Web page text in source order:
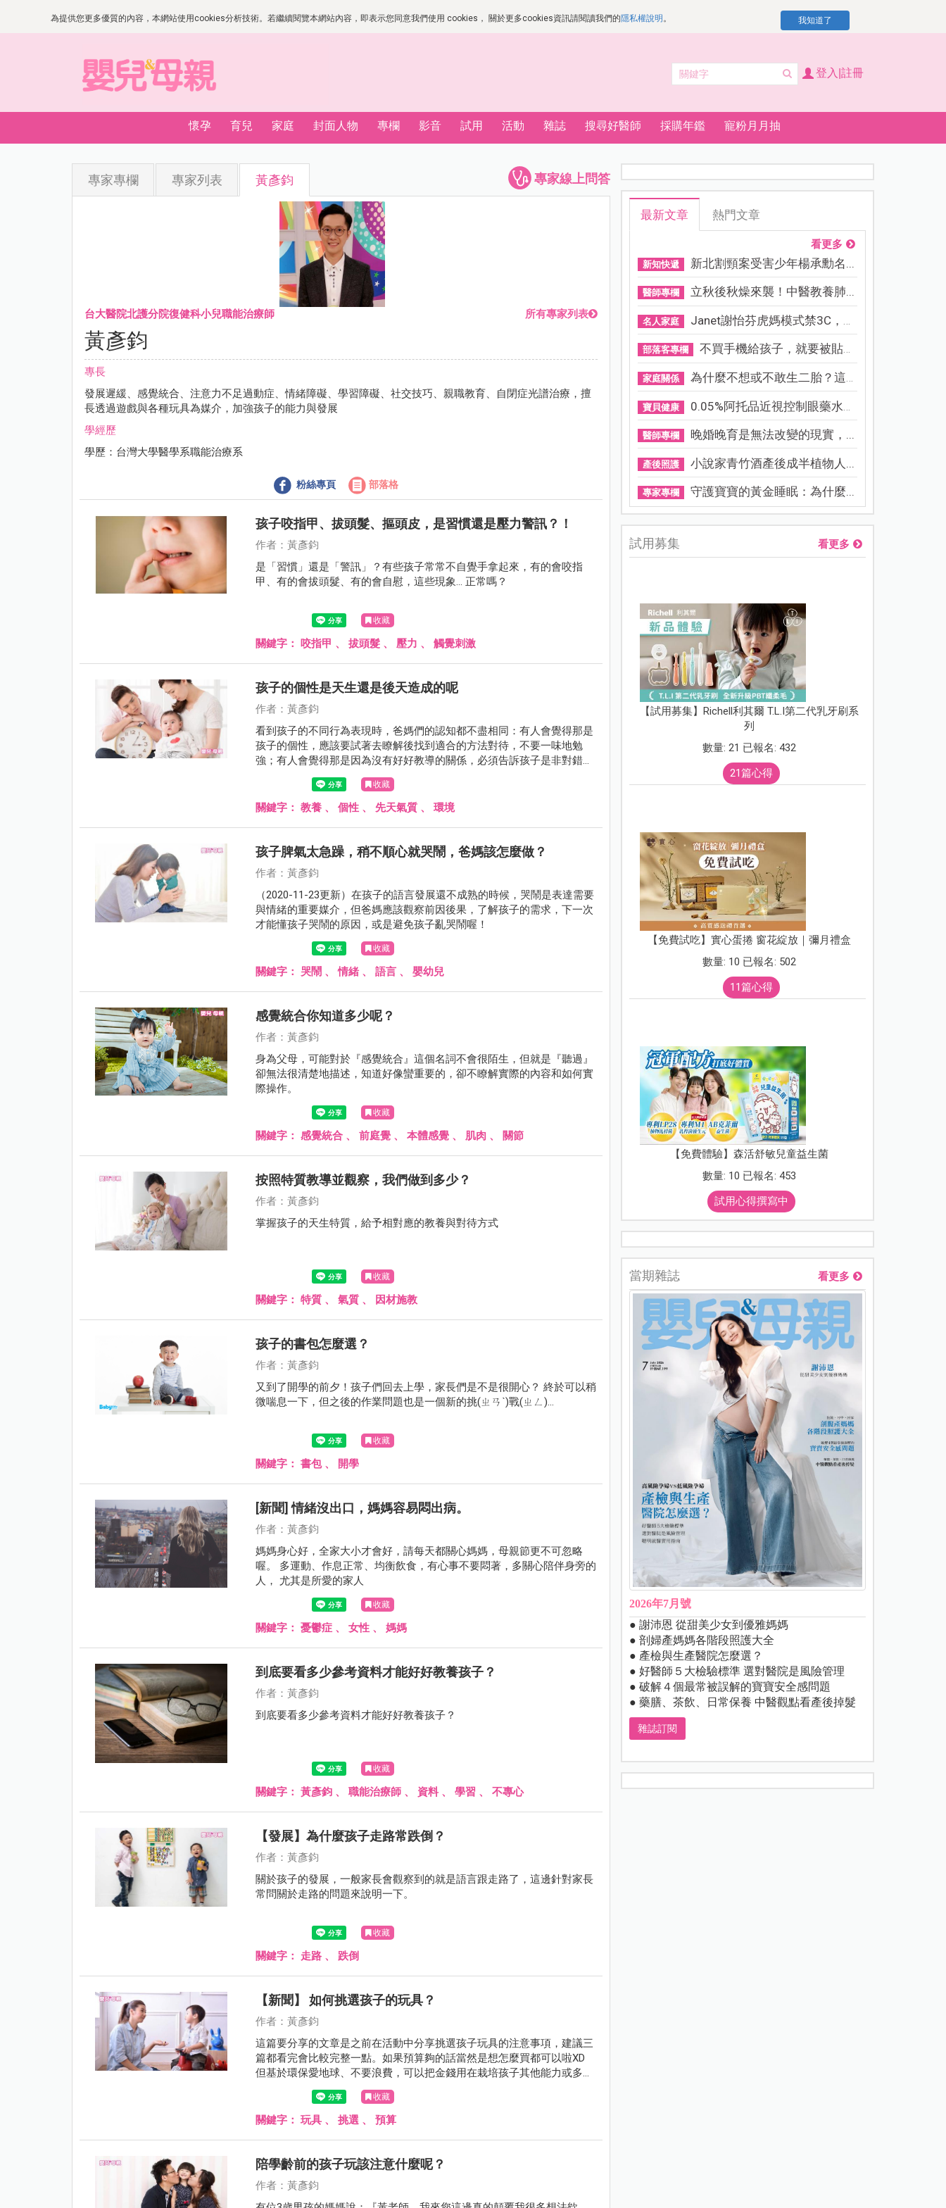
為提供您更多優質的內容，本網站使用cookies分析技術。若繼續閱覽本網站內容，即表示您同意我們使用 cookies， 關於更多cookies資訊請閱讀我們的隱私權說明 。 我知道了
登入|註冊
懷孕 育兒 家庭 封面人物 專欄 影音 試用 活動 雜誌 搜尋好醫師 採購年鑑 寵粉月月抽
專家線上問答
專家專欄 專家列表 黃彥鈞
台大醫院北護分院復健科小兒職能治療師 所有專家列表
黃彥鈞
專長
發展遲緩、感覺統合、注意力不足過動症、情緒障礙、學習障礙、社交技巧、親職教育、自閉症光譜治療，擅
長透過遊戲與各種玩具為媒介，加強孩子的能力與發展
學經歷
學歷：台灣大學醫學系職能治療系
粉絲專頁 部落格
孩子咬指甲、拔頭髮、摳頭皮，是習慣還是壓力警訊？！
作者：黃彥鈞
是「習慣」還是「警訊」？有些孩子常常不自覺手拿起來，有的會咬指
甲、有的會拔頭髮、有的會自慰，這些現象... 正常嗎？
收藏
關鍵字： 咬指甲 、 拔頭髮 、 壓力 、 觸覺刺激
孩子的個性是天生還是後天造成的呢
作者：黃彥鈞
看到孩子的不同行為表現時，爸媽們的認知都不盡相同：有人會覺得那是
孩子的個性，應該要試著去瞭解後找到適合的方法對待，不要一味地勉
強；有人會覺得那是因為沒有好好教導的關係，必須告訴孩子是非對錯的
標準，這樣才不至於失了規矩；有人會覺得只是孩子年紀小、心智不成
熟，但只要經過學習、不斷嘗試與練習，一切就會開始慢慢地改變。
收藏
關鍵字： 教養 、 個性 、 先天氣質 、 環境
孩子脾氣太急躁，稍不順心就哭鬧，爸媽該怎麼做？
作者：黃彥鈞
（2020-11-23更新）在孩子的語言發展還不成熟的時候，哭鬧是表達需要
與情緒的重要媒介，但爸媽應該觀察前因後果，了解孩子的需求，下一次
才能懂孩子哭鬧的原因，或是避免孩子亂哭鬧喔！
收藏
關鍵字： 哭鬧 、情緒 、 語言 、 嬰幼兒
感覺統合你知道多少呢？
作者：黃彥鈞
身為父母，可能對於『感覺統合』這個名詞不會很陌生，但就是『聽過』
卻無法很清楚地描述，知道好像蠻重要的，卻不瞭解實際的內容和如何實
際操作。
收藏
關鍵字： 感覺統合 、 前庭覺 、 本體感覺 、 肌肉 、 關節
按照特質教導並觀察，我們做到多少？
作者：黃彥鈞
掌握孩子的天生特質，給予相對應的教養與對待方式
收藏
關鍵字： 特質 、 氣質 、 因材施教
孩子的書包怎麼選？
作者：黃彥鈞
又到了開學的前夕！孩子們回去上學，家長們是不是很開心？ 終於可以稍
微喘息一下，但之後的作業問題也是一個新的挑(ㄓㄢˋ)戰(ㄓㄥ)...
收藏
關鍵字： 書包、 開學
[新聞] 情緒沒出口，媽媽容易悶出病。
作者：黃彥鈞
媽媽身心好，全家大小才會好，請每天都關心媽媽，母親節更不可忽略
喔。 多運動、作息正常、均衡飲食，有心事不要悶著，多關心陪伴身旁的
人， 尤其是所愛的家人
收藏
關鍵字： 憂鬱症 、 女性 、 媽媽
到底要看多少參考資料才能好好教養孩子？
作者：黃彥鈞
到底要看多少參考資料才能好好教養孩子？
收藏
關鍵字： 黃彥鈞 、 職能治療師 、 資料 、 學習 、 不專心
【發展】為什麼孩子走路常跌倒？
作者：黃彥鈞
關於孩子的發展，一般家長會觀察到的就是語言跟走路了，這邊針對家長
常問關於走路的問題來說明一下。
收藏
關鍵字： 走路 、 跌倒
【新聞】 如何挑選孩子的玩具？
作者：黃彥鈞
這篇要分享的文章是之前在活動中分享挑選孩子玩具的注意事項，建議三
篇都看完會比較完整一點。如果預算夠的話當然是想怎麼買都可以啦XD
但基於環保愛地球、不要浪費，可以把金錢用在栽培孩子其他能力或多去
不同的地方增廣見聞也很好，對吧？幫大家排好閱讀順序了，放心點下去
看完就好囉。
收藏
關鍵字： 玩具 、 挑選 、 預算
陪學齡前的孩子玩該注意什麼呢？
作者：黃彥鈞
最新文章 熱門文章
看更多
新知快遞 新北割頸案受害少年楊承勳名...
醫師專欄 立秋後秋燥來襲！中醫教養肺...
名人家庭 Janet謝怡芬虎媽模式禁3C，看...
部落客專欄 不買手機給孩子，就要被貼「...
家庭關係 為什麼不想或不敢生二胎？這8...
寶貝健康 0.05%阿托品近視控制眼藥水納...
醫師專欄 晚婚晚育是無法改變的現實，...
產後照護 小說家青竹酒產後成半植物人...
專家專欄 守護寶寶的黃金睡眠：為什麼...
試用募集 看更多
【試用募集】Richell利其爾 T.L.I第二代乳牙刷系
列
數量: 21 已報名: 432
21篇心得
【免費試吃】實心蛋捲 窗花綻放｜彌月禮盒
數量: 10 已報名: 502
11篇心得
【免費體驗】森活舒敏兒童益生菌
數量: 10 已報名: 453
試用心得撰寫中
當期雜誌 看更多
2026年7月號
● 謝沛恩 從甜美少女到優雅媽媽
● 剖婦產媽媽各階段照護大全
● 產檢與生產醫院怎麼選？
● 好醫師５大檢驗標準 選對醫院是風險管理
● 破解４個最常被誤解的寶寶安全感問題
● 藥膳、茶飲、日常保養 中醫觀點看產後掉髮
雜誌訂閱